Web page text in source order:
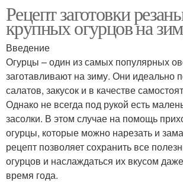
Рецепт заготовки
крупных огурцов на
Введение
Огурцы – один из самых популярных
заготавливают на зиму. Они идеально
салатов, закусок и в качестве
Однако не всегда под рукой есть
засолки. В этом случае на помощь
огурцы, которые можно нарезать и
рецепт позволяет сохранить все
огурцов и наслаждаться их вкусом
время года.